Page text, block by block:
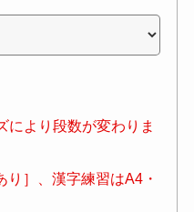
より段数が変わりま
］、漢字練習はA4・